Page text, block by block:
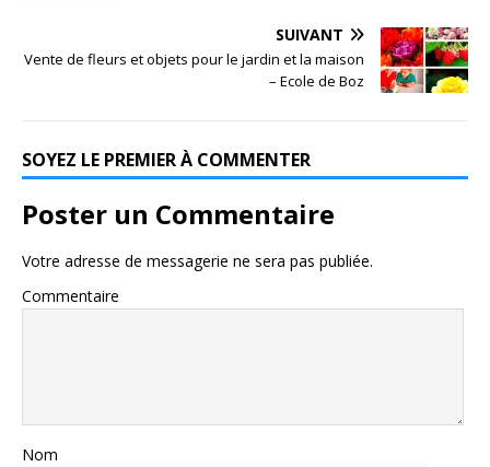
SUIVANT
Vente de fleurs et objets pour le jardin et la maison
– Ecole de Boz
SOYEZ LE PREMIER À COMMENTER
Poster un Commentaire
Votre adresse de messagerie ne sera pas publiée.
Commentaire
Nom